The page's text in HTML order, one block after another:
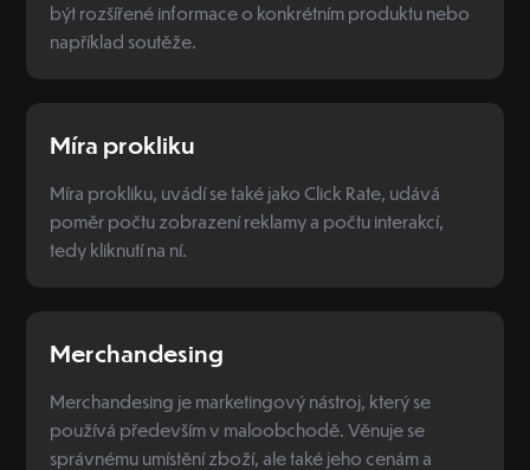
být rozšířené informace o konkrétním produktu nebo
například soutěže.
Míra prokliku
Míra prokliku, uvádí se také jako Click Rate, udává
poměr počtu zobrazení reklamy a počtu interakcí,
tedy kliknutí na ní.
Merchandesing
Merchandesing je marketingový nástroj, který se
používá především v maloobchodě. Věnuje se
správnému umístění zboží, ale také jeho cenám a